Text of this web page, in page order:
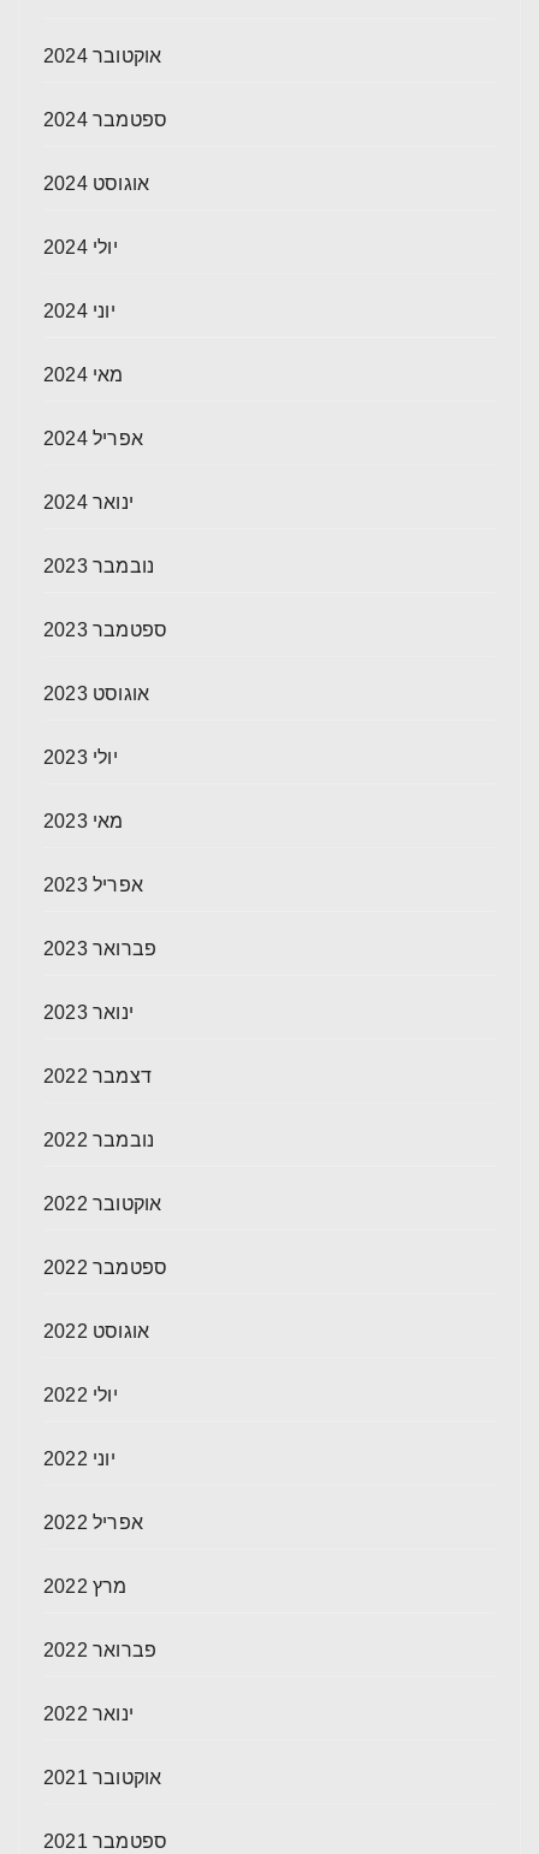
אוקטובר 2024
ספטמבר 2024
אוגוסט 2024
יולי 2024
יוני 2024
מאי 2024
אפריל 2024
ינואר 2024
נובמבר 2023
ספטמבר 2023
אוגוסט 2023
יולי 2023
מאי 2023
אפריל 2023
פברואר 2023
ינואר 2023
דצמבר 2022
נובמבר 2022
אוקטובר 2022
ספטמבר 2022
אוגוסט 2022
יולי 2022
יוני 2022
אפריל 2022
מרץ 2022
פברואר 2022
ינואר 2022
אוקטובר 2021
ספטמבר 2021